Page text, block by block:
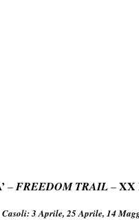
–FREEDOM TRAIL– XX
3 Aprile, 25 Aprile, 14